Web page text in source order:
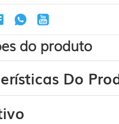
do produto
Do